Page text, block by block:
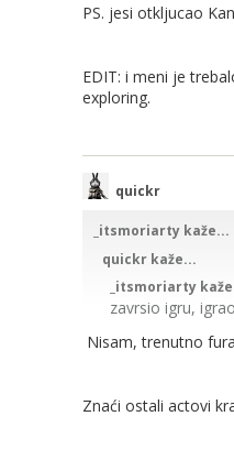
Već?
Ja tjedan dana
PS. jesi otkljucao
EDIT: i meni je
exploring.
quickr
_itsmoriarty kaže...
quickr kaže...
_itsmoriarty
zavrsio igru,
Nisam, trenutno
Znaći ostali actovi